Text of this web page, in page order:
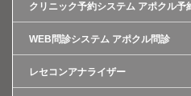
クリニック予約システム アポクル予
WEB問診システム アポクル問診
レセコンアナライザー